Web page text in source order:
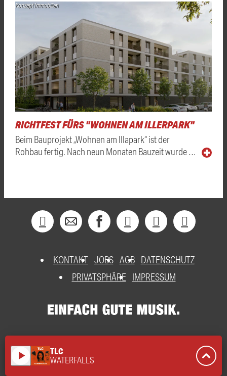
Konzept Immobilien
RICHTFEST FÜRS "WOHNEN AM ILLERPARK"
Beim Bauprojekt „Wohnen am Illapark“ ist der
Rohbau fertig. Nach neun Monaten Bauzeit wurde …
KONTAKT JOBS AGB DATENSCHUTZ
PRIVATSPHÄRE
IMPRESSUM
play_arrow TLC
WATERFALLS